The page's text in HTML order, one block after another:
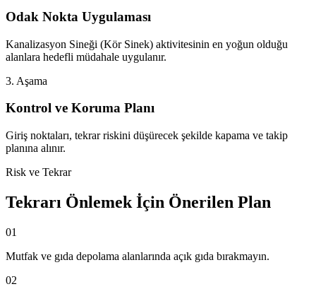
Odak Nokta Uygulaması
Kanalizasyon Sineği (Kör Sinek) aktivitesinin en yoğun olduğu
alanlara hedefli müdahale uygulanır.
3. Aşama
Kontrol ve Koruma Planı
Giriş noktaları, tekrar riskini düşürecek şekilde kapama ve takip
planına alınır.
Risk ve Tekrar
Tekrarı Önlemek İçin Önerilen Plan
01
Mutfak ve gıda depolama alanlarında açık gıda bırakmayın.
02